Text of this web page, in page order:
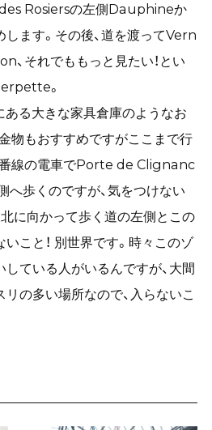
Rosiersの左側Dauphineか
ます。その後、道を渡ってVern
、それでももっと見たい！とい
。
る大きな家具倉庫のようなお
物もおすすめですがここまで行
番線の電車でPorte de Clignanc
歩くのですが、気をつけない
に向かって歩く道の左側とこの
こと！ 別世界です。時々このゾ
ている人がいるんですが、大間
リの多い場所なので、入らないこ